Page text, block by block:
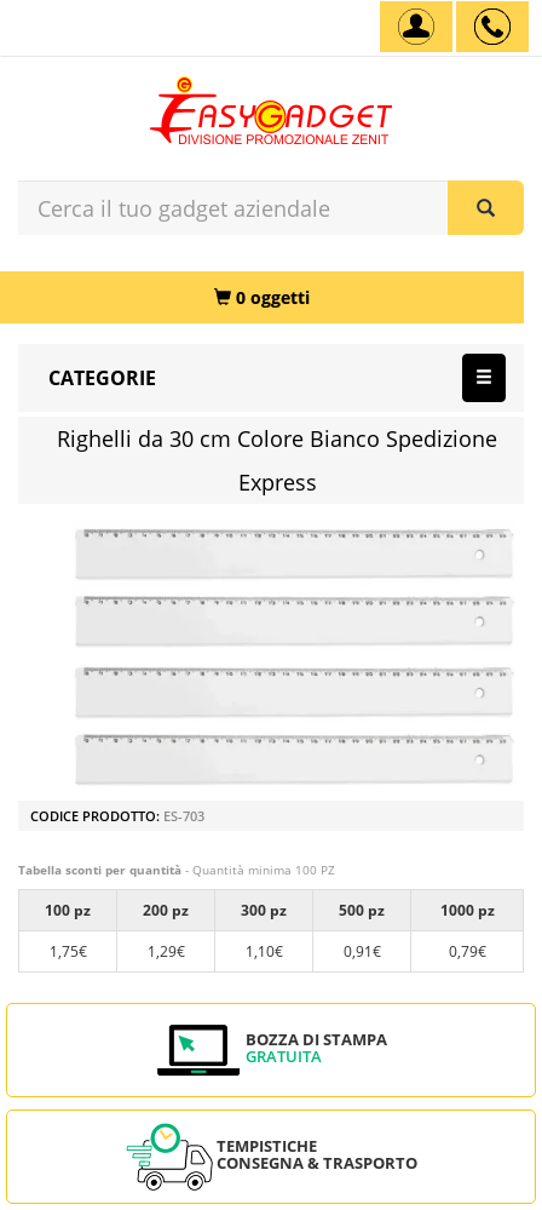
0 oggetti
CATEGORIE
Righelli da 30 cm Colore Bianco Spedizione
Express
CODICE PRODOTTO: ES-703
Tabella sconti per quantità - Quantità minima 100 PZ
100 pz 200 pz 300 pz 500 pz
1000 pz
1,75€
1,29€ 1,10€ 0,91€ 0,79€
BOZZA DI STAMPA
GRATUITA
TEMPISTICHE
CONSEGNA & TRASPORTO